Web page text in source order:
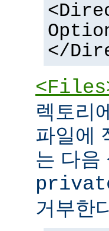
</
렉토리
파일에
는 다음
거부한